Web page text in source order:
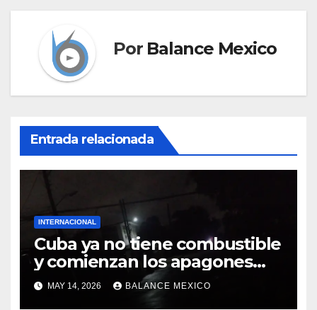
Por Balance Mexico
Entrada relacionada
INTERNACIONAL
Cuba ya no tiene combustible
y comienzan los apagones
masivos
MAY 14, 2026 BALANCE MEXICO